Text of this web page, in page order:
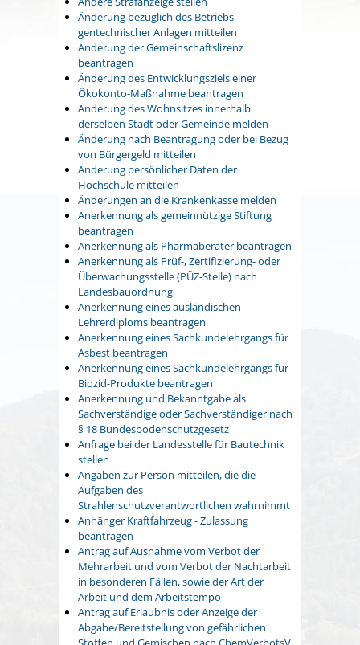
Änderung bezüglich des Betriebs
gentechnischer Anlagen mitteilen
Änderung der Gemeinschaftslizenz
beantragen
Änderung des Entwicklungsziels einer
Ökokonto-Maßnahme beantragen
Änderung des Wohnsitzes innerhalb
derselben Stadt oder Gemeinde melden
Änderung nach Beantragung oder bei Bezug
von Bürgergeld mitteilen
Änderung persönlicher Daten der
Hochschule mitteilen
Änderungen an die Krankenkasse melden
Anerkennung als gemeinnützige Stiftung
beantragen
Anerkennung als Pharmaberater beantragen
Anerkennung als Prüf-, Zertifizierung- oder
Überwachungsstelle (PÜZ-Stelle) nach
Landesbauordnung
Anerkennung eines ausländischen
Lehrerdiploms beantragen
Anerkennung eines Sachkundelehrgangs für
Asbest beantragen
Anerkennung eines Sachkundelehrgangs für
Biozid-Produkte beantragen
Anerkennung und Bekanntgabe als
Sachverständige oder Sachverständiger nach
§ 18 Bundesbodenschutzgesetz
Anfrage bei der Landesstelle für Bautechnik
stellen
Angaben zur Person mitteilen, die die
Aufgaben des
Strahlenschutzverantwortlichen wahrnimmt
Anhänger Kraftfahrzeug - Zulassung
beantragen
Antrag auf Ausnahme vom Verbot der
Mehrarbeit und vom Verbot der Nachtarbeit
in besonderen Fällen, sowie der Art der
Arbeit und dem Arbeitstempo
Antrag auf Erlaubnis oder Anzeige der
Abgabe/Bereitstellung von gefährlichen